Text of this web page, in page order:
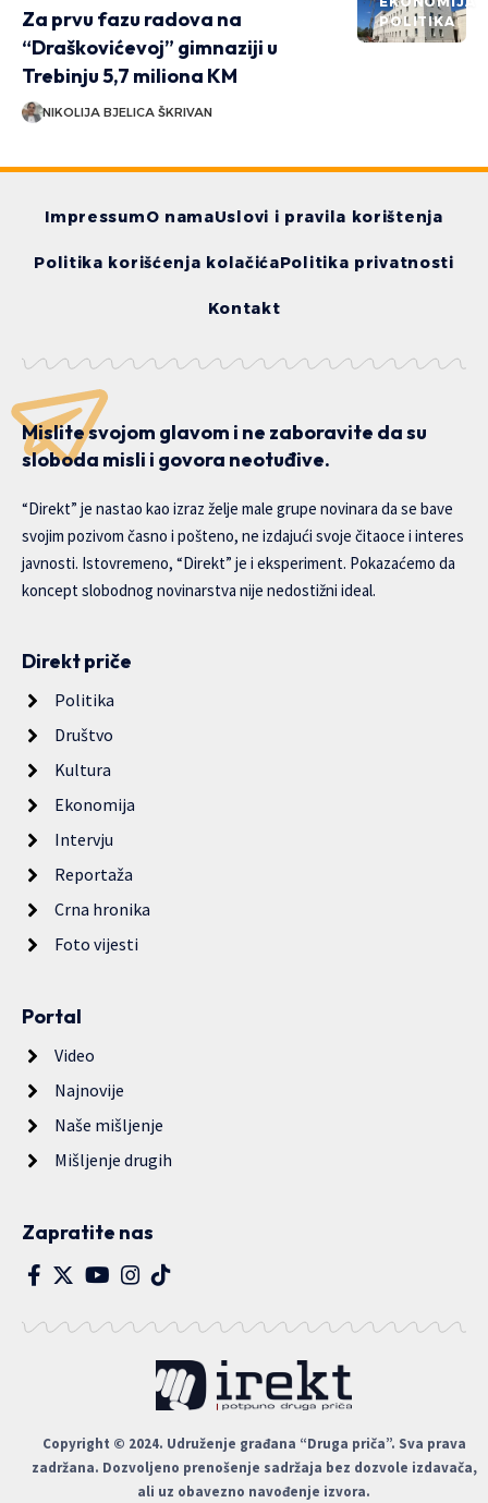
POLITIKA
Za prvu fazu radova na
“Draškovićevoj” gimnaziji u
Trebinju 5,7 miliona KM
NIKOLIJA BJELICA ŠKRIVAN
ImpressumO namaUslovi i pravila korištenja
Politika korišćenja kolačićaPolitika privatnosti
Kontakt
Mislite svojom glavom i ne zaboravite da su
sloboda misli i govora neotuđive.
“Direkt” je nastao kao izraz želje male grupe novinara da se bave
svojim pozivom časno i pošteno, ne izdajući svoje čitaoce i interes
javnosti. Istovremeno, “Direkt” je i eksperiment. Pokazaćemo da
koncept slobodnog novinarstva nije nedostižni ideal.
Direkt priče
Politika
Društvo
Kultura
Ekonomija
Intervju
Reportaža
Crna hronika
Foto vijesti
Portal
Video
Najnovije
Naše mišljenje
Mišljenje drugih
Zapratite nas
Copyright © 2024. Udruženje građana “Druga priča”. Sva prava
zadržana. Dozvoljeno prenošenje sadržaja bez dozvole izdavača,
ali uz obavezno navođenje izvora.